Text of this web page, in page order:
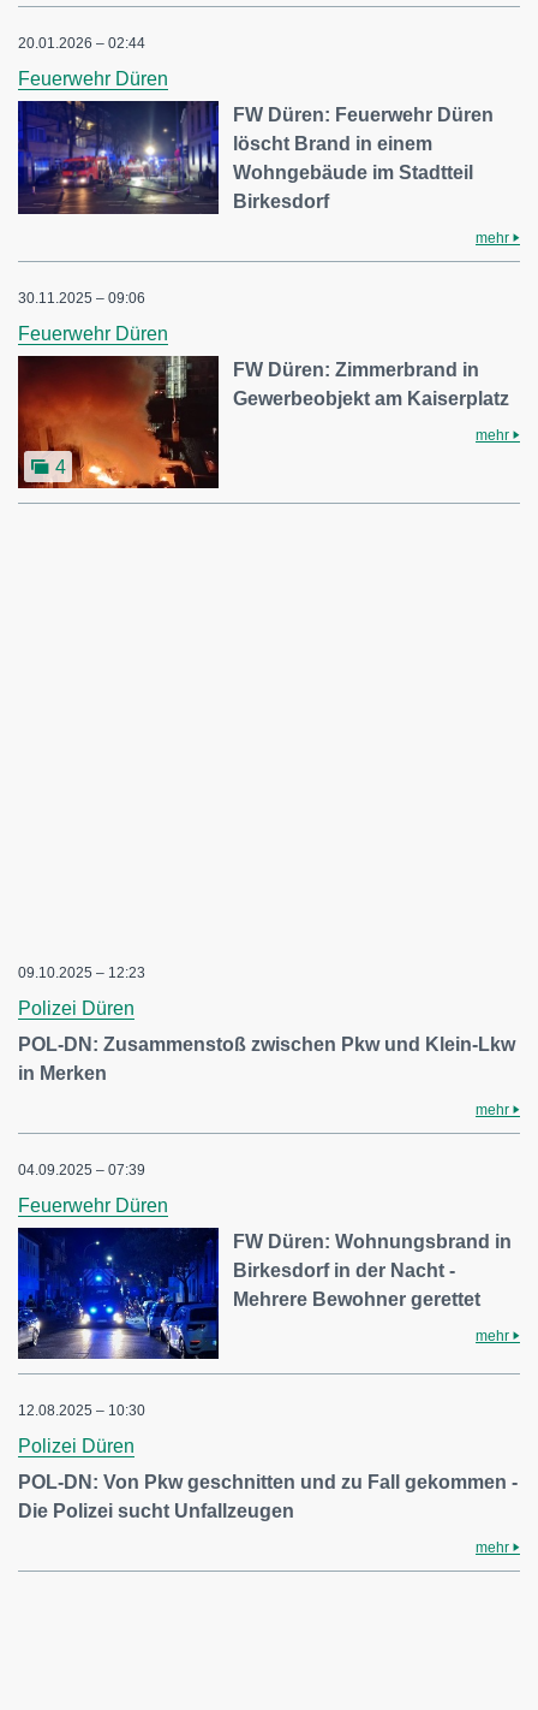
20.01.2026 – 02:44
Feuerwehr Düren
FW Düren: Feuerwehr Düren
löscht Brand in einem
Wohngebäude im Stadtteil
Birkesdorf
mehr
30.11.2025 – 09:06
Feuerwehr Düren
4
FW Düren: Zimmerbrand in
Gewerbeobjekt am Kaiserplatz
mehr
09.10.2025 – 12:23
Polizei Düren
POL-DN: Zusammenstoß zwischen Pkw und Klein-Lkw
in Merken
mehr
04.09.2025 – 07:39
Feuerwehr Düren
FW Düren: Wohnungsbrand in
Birkesdorf in der Nacht -
Mehrere Bewohner gerettet
mehr
12.08.2025 – 10:30
Polizei Düren
POL-DN: Von Pkw geschnitten und zu Fall gekommen -
Die Polizei sucht Unfallzeugen
mehr